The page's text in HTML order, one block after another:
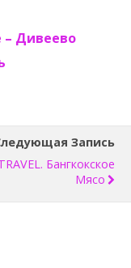
– Дивеево
Запись
Бангкокское
Мясо